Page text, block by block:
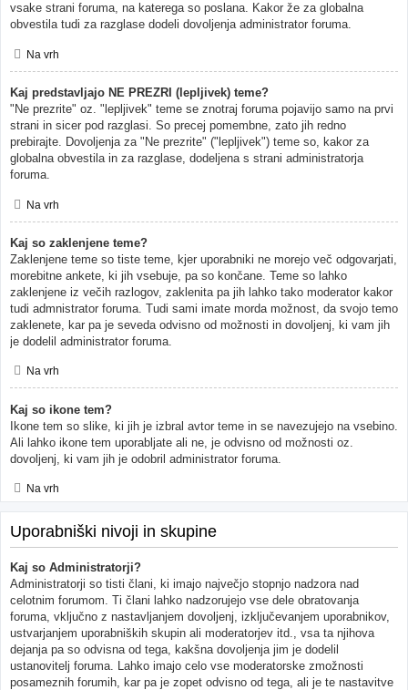
vsake strani foruma, na katerega so poslana. Kakor že za globalna
obvestila tudi za razglase dodeli dovoljenja administrator foruma.
Na vrh
Kaj predstavljajo NE PREZRI (lepljivek) teme?
"Ne prezrite" oz. "lepljivek" teme se znotraj foruma pojavijo samo na prvi
strani in sicer pod razglasi. So precej pomembne, zato jih redno
prebirajte. Dovoljenja za "Ne prezrite" ("lepljivek") teme so, kakor za
globalna obvestila in za razglase, dodeljena s strani administratorja
foruma.
Na vrh
Kaj so zaklenjene teme?
Zaklenjene teme so tiste teme, kjer uporabniki ne morejo več odgovarjati,
morebitne ankete, ki jih vsebuje, pa so končane. Teme so lahko
zaklenjene iz večih razlogov, zaklenita pa jih lahko tako moderator kakor
tudi admnistrator foruma. Tudi sami imate morda možnost, da svojo temo
zaklenete, kar pa je seveda odvisno od možnosti in dovoljenj, ki vam jih
je dodelil administrator foruma.
Na vrh
Kaj so ikone tem?
Ikone tem so slike, ki jih je izbral avtor teme in se navezujejo na vsebino.
Ali lahko ikone tem uporabljate ali ne, je odvisno od možnosti oz.
dovoljenj, ki vam jih je odobril administrator foruma.
Na vrh
Uporabniški nivoji in skupine
Kaj so Administratorji?
Administratorji so tisti člani, ki imajo največjo stopnjo nadzora nad
celotnim forumom. Ti člani lahko nadzorujejo vse dele obratovanja
foruma, vključno z nastavljanjem dovoljenj, izključevanjem uporabnikov,
ustvarjanjem uporabniških skupin ali moderatorjev itd., vsa ta njihova
dejanja pa so odvisna od tega, kakšna dovoljenja jim je dodelil
ustanovitelj foruma. Lahko imajo celo vse moderatorske zmožnosti
posameznih forumih, kar pa je zopet odvisno od tega, ali je te nastavitve